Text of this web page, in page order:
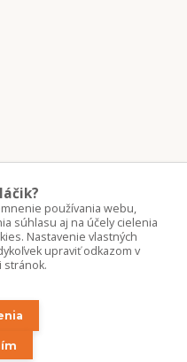
používania webu,
súhlasu aj na účely cielenia
Nastavenie vlastných
upraviť odkazom v
stránok.